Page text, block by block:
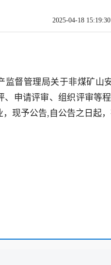
2025-04-18
监督管理局关于非煤矿山
、申请评审、组织评审等
现予公告,自公告之日起，